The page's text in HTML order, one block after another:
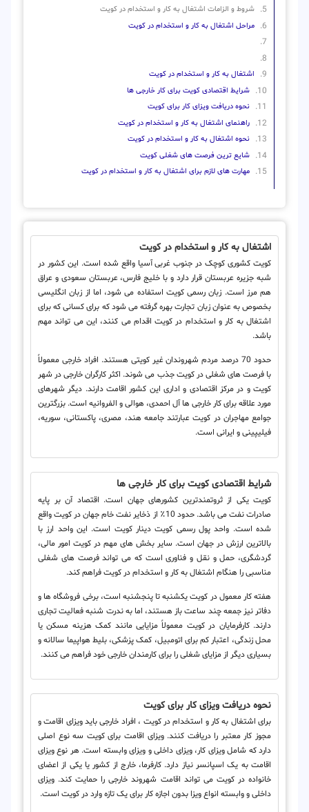
شروط و الزامات اشتغال به کار و استخدام در کویت
مراحل اشتغال به کار و استخدام در کویت
اشتغال به کار و استخدام در کویت
شرایط اقتصادی کویت برای کار خارجی ها
نحوه دریافت ویزای کار برای کویت
راهنمای اشتغال به کار و استخدام در کویت
نحوه اشتغال به کار و استخدام در کویت
شایع ترین فرصت های شغلی کویت
مهارت های لازم برای اشتغال به کار و استخدام در کویت
اشتغال به کار و استخدام در کویت
کویت کشوری کوچک در جنوب غربی آسیا واقع شده است. این کشور در
شبه جزیره عربستان قرار دارد و با خلیج فارس، عربستان سعودی و عراق
هم مرز است. زبان رسمی کویت استفاده می شود، اما از زبان انگلیسی
بخصوص به عنوان زبان تجارت بهره گرفته می شود که برای کسانی که برای
اشتغال به کار و استخدام در کویت اقدام می کنند، این می تواند مهم
باشد.
حدود 70 درصد مردم شهروندان غیر کویتی هستند. افراد خارجی معمولاً
با فرصت های شغلی در کویت جذب می شوند. اکثر کارگران خارجی در شهر
کویت و در مرکز اقتصادی و اداری این کشور اقامت دارند. دیگر شهرهای
مورد علاقه برای کار خارجی ها آل احمدی، هوالی و الفروانیه است. بزرگترین
جوامع مهاجران در کویت عبارتند جامعه هند، مصری، پاکستانی، سوریه،
فیلیپینی و ایرانی است.
شرایط اقتصادی کویت برای کار خارجی ها
کویت یکی از ثروتمندترین کشورهای جهان است. اقتصاد آن بر پایه
صادرات نفت می باشد. حدود 10٪ از ذخایر نفت خام جهان در کویت واقع
شده است. واحد پول رسمی کویت دینار کویت است. این واحد ارز با
بالاترین ارزش در جهان است. سایر بخش های مهم در کویت امور مالی،
گردشگری، حمل و نقل و فناوری است که می تواند فرصت های شغلی
مناسبی را هنگام اشتغال به کار و استخدام در کویت فراهم کند.
هفته کار معمول در کویت یکشنبه تا پنجشنبه است، برخی فروشگاه ها و
دفاتر نیز جمعه چند ساعت باز هستند، اما به ندرت شنبه فعالیت تجاری
دارند. کارفرمایان در کویت معمولاً مزایایی مانند کمک هزینه مسکن یا
محل زندگی، اعتبار کم برای اتومبیل، کمک پزشکی، بلیط هواپیما سالانه و
بسیاری دیگر از مزایای شغلی را برای کارمندان خارجی خود فراهم می کنند.
نحوه دریافت ویزای کار برای کویت
برای اشتغال به کار و استخدام در کویت ، افراد خارجی باید ویزای اقامت و
مجوز کار معتبر را دریافت کنند. ویزای اقامت برای کویت سه نوع اصلی
دارد که شامل ویزای کار، ویزای داخلی و ویزای وابسته است. هر نوع ویزای
اقامت به یک اسپانسر نیاز دارد. کارفرما، خارج از کشور یا یکی از اعضای
خانواده در کویت می تواند اقامت شهروند خارجی را حمایت کند. ویزای
داخلی و وابسته انواع ویزا بدون اجازه کار برای یک تازه وارد در کویت است.